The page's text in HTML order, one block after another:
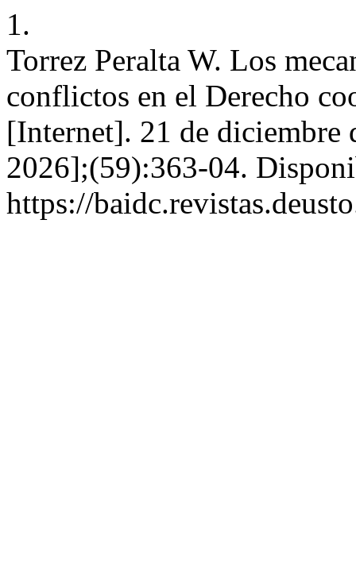
1.
Torrez Peralta W. Los
conflictos en el Derecho
[Internet]. 21 de diciembre
2026];(59):363-04.
https://